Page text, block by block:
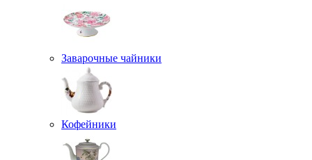
Заварочные чайники
Кофейники